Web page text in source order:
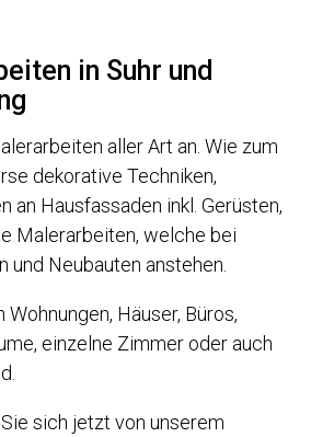
in Suhr und
aller Art an. Wie zum
dekorative Techniken,
an Hausfassaden inkl. Gerüsten,
Malerarbeiten, welche bei
und Neubauten anstehen.
Häuser, Büros,
einzelne Zimmer oder auch
sich jetzt von unserem